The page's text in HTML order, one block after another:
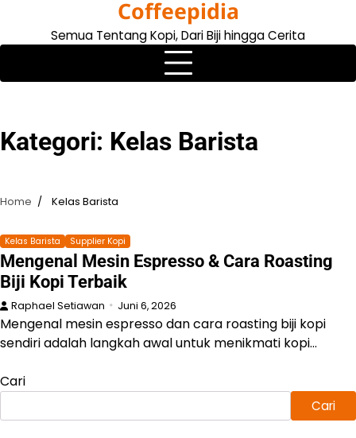
content
Coffeepidia
Semua Tentang Kopi, Dari Biji hingga Cerita
Kategori: Kelas Barista
Home Kelas Barista
Kelas Barista Supplier Kopi
Mengenal Mesin Espresso & Cara Roasting
Biji Kopi Terbaik
Raphael Setiawan Juni 6, 2026
Mengenal mesin espresso dan cara roasting biji kopi
sendiri adalah langkah awal untuk menikmati kopi…
Cari
Cari